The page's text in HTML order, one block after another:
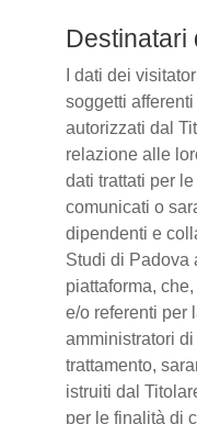
Destinatari
I dati dei
soggetti
autorizzati dal
relazione alle
dati trattati per
comunicati o
dipendenti e
Studi di Padova
piattaforma,
e/o referenti per
amministratori
trattamento,
istruiti dal
per le finalità di